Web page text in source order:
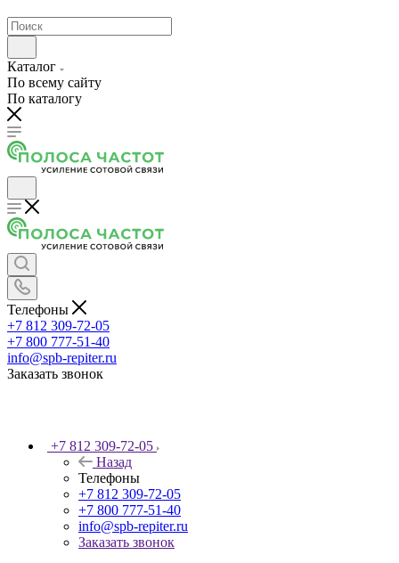
Каталог
По всему сайту
По каталогу
Телефоны
+7 812 309-72-05
+7 800 777-51-40
info@spb-repiter.ru
Заказать звонок
+7 812 309-72-05
Назад
Телефоны
+7 812 309-72-05
+7 800 777-51-40
info@spb-repiter.ru
Заказать звонок